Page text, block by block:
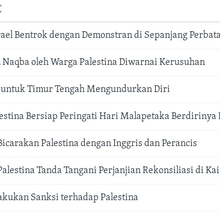
Bentrok dengan Demonstran di Sepanjang
Naqba oleh Warga Palestina Diwarnai Kerusuhan
untuk Timur Tengah Mengundurkan Diri
Bersiap Peringati Hari Malapetaka Berdirinya
Palestina dengan Inggris dan Perancis
Tanda Tangani Perjanjian Rekonsiliasi di
Sanksi terhadap Palestina